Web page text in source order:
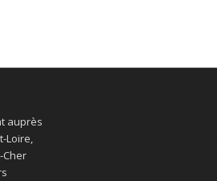
auprès
Loire,
Cher